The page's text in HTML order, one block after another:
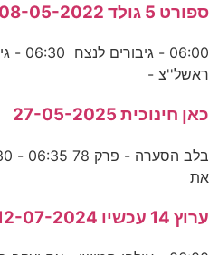
ספורט 5 גולד 08-05-2022
ראשל''צ -
כאן חינוכית 27-05-2025
את
ערוץ 14 עכשיו 12-07-2024